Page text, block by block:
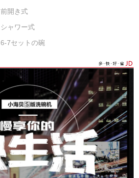
前開き式
シャワー式
6-7セットの碗